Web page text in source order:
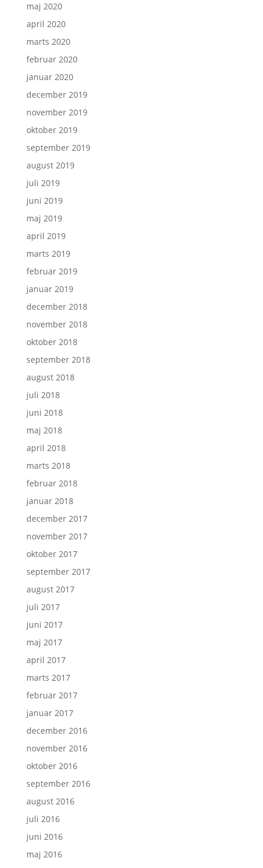
maj 2020
april 2020
marts 2020
februar 2020
januar 2020
december 2019
november 2019
oktober 2019
september 2019
august 2019
juli 2019
juni 2019
maj 2019
april 2019
marts 2019
februar 2019
januar 2019
december 2018
november 2018
oktober 2018
september 2018
august 2018
juli 2018
juni 2018
maj 2018
april 2018
marts 2018
februar 2018
januar 2018
december 2017
november 2017
oktober 2017
september 2017
august 2017
juli 2017
juni 2017
maj 2017
april 2017
marts 2017
februar 2017
januar 2017
december 2016
november 2016
oktober 2016
september 2016
august 2016
juli 2016
juni 2016
maj 2016